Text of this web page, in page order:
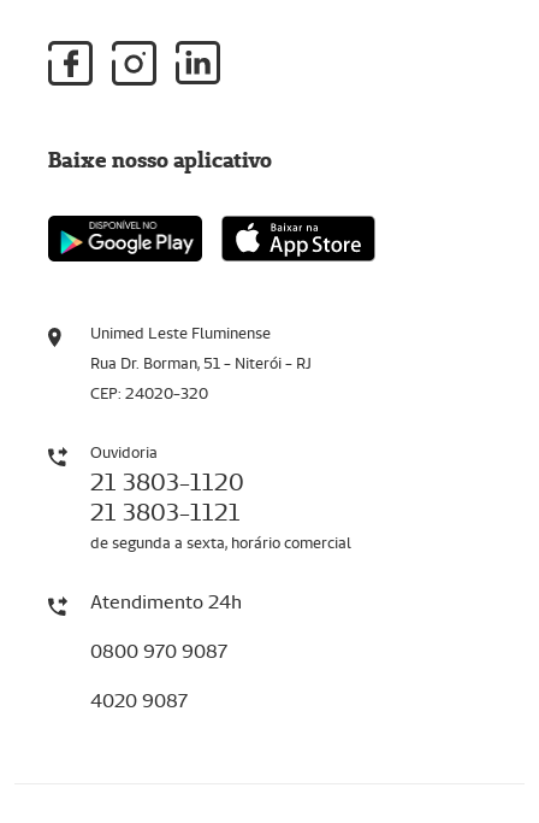
Unimed Leste Fluminense
Rua Dr. Borman, 51 - Niterói - RJ
CEP: 24020-320
Ouvidoria
21 3803-1120
21 3803-1121
de segunda a sexta, horário comercial
Atendimento 24h
0800 970 9087
4020 9087
Baixe nosso aplicativo